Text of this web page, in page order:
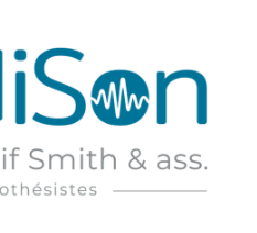
ET ACCESSOIRES )
)